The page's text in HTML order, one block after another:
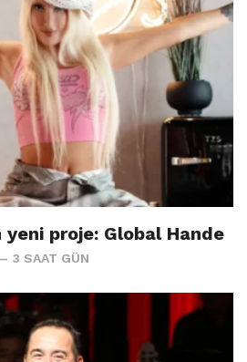
yeni proje: Global Hande
3 SAAT GÜN